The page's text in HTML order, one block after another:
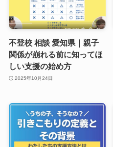
不登校 相談 愛知県｜親子
関係が崩れる前に知ってほ
しい支援の始め方
2025年10月24日